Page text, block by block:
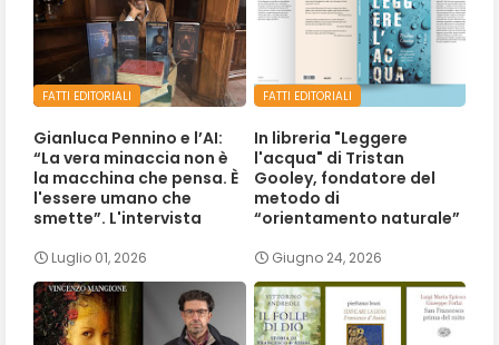
FATTI EDITORIALI
Gianluca Pennino e l’AI:
“La vera minaccia non è
la macchina che pensa. È
l'essere umano che
smette”. L'intervista
Luglio 01, 2026
FATTI EDITORIALI
In libreria "Leggere
l'acqua" di Tristan
Gooley, fondatore del
metodo di
“orientamento naturale”
Giugno 24, 2026